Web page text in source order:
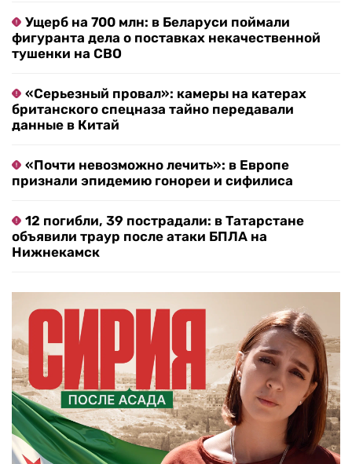
Ущерб на 700 млн: в Беларуси поймали
фигуранта дела о поставках некачественной
тушенки на СВО
«Серьезный провал»: камеры на катерах
британского спецназа тайно передавали
данные в Китай
«Почти невозможно лечить»: в Европе
признали эпидемию гонореи и сифилиса
12 погибли, 39 пострадали: в Татарстане
объявили траур после атаки БПЛА на
Нижнекамск